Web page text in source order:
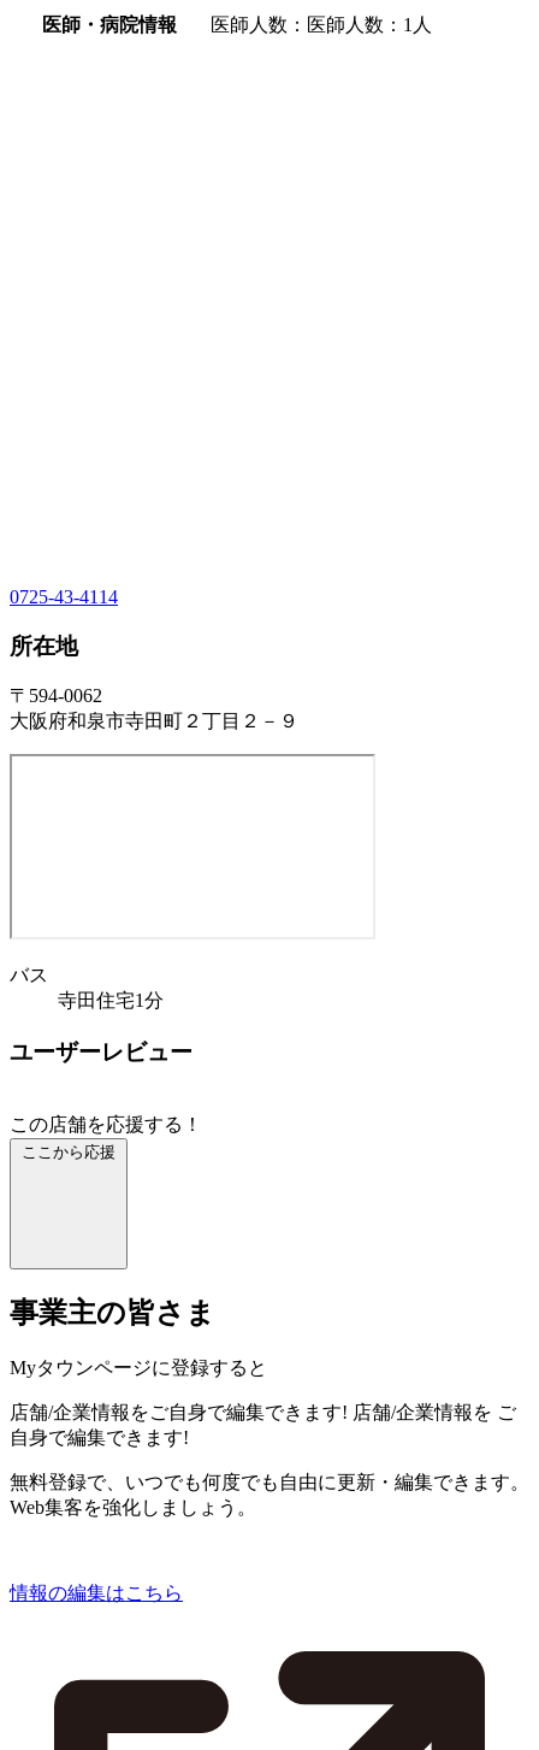
医師・病院情報 医師人数：医師人数：1人
0725-43-4114
所在地
〒594-0062
大阪府和泉市寺田町２丁目２－９
バス
寺田住宅1分
ユーザーレビュー
この店舗を応援する！
ここから応援
事業主の皆さま
Myタウンページに登録すると
店舗/企業情報をご自身で編集できます! 店舗/企業情報を ご
自身で編集できます!
無料登録で、いつでも何度でも自由に更新・編集できます。
Web集客を強化しましょう。
情報の編集はこちら